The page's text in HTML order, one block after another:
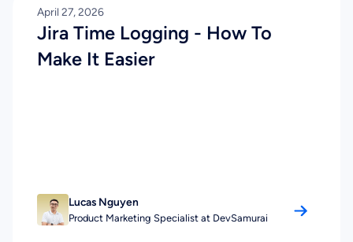
April 27, 2026
Jira Time Logging - How To
Make It Easier
Lucas Nguyen
Product Marketing Specialist at DevSamurai